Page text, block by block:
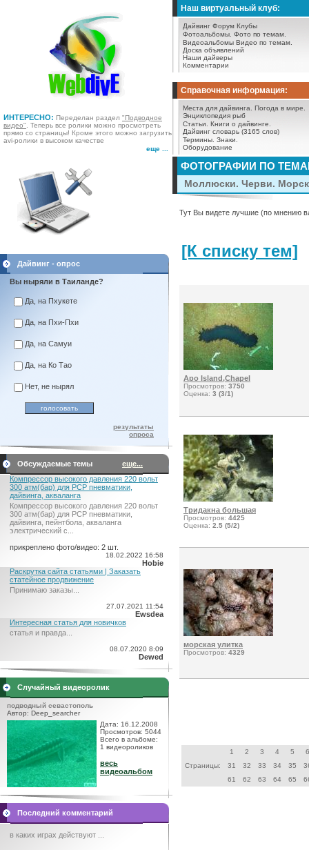
ИНТЕРЕСНО: Переделан раздел "Подводное
видео" . Теперь все ролики можно просмотреть
прямо со страницы! Кроме этого можно загрузить
avi-ролики в высоком качестве
еще ...
Наш виртуальный клуб:
Дайвинг Форум Клубы
Фотоальбомы. Фото по темам.
Видеоальбомы Видео по темам.
Доска объявлений
Наши дайверы
Комментарии
Справочная информация:
Места для дайвинга.
Погода в мире.
Энциклопедия рыб
Статьи.
Книги о дайвинге.
Дайвинг словарь (3165 слов)
Термины. Знаки.
Оборудование
Дайвинг - опрос
Вы ныряли в Таиланде?
Да, на Пхукете
Да, на Пхи-Пхи
Да, на Самуи
Да, на Ко Тао
Нет, не нырял
результаты
опроса
Обсуждаемые темы
еще...
Компрессор высокого давления 220 вольт
300 атм(бар) для PCP пневматики,
дайвинга, акваланга
Компрессор высокого давления 220 вольт
300 атм(бар) для PCP пневматики,
дайвинга, пейнтбола, акваланга
электрический c...
прикреплено фото/видео: 2 шт.
18.02.2022 16:58
Hobie
Раскрутка сайта статьями | Заказать
статейное продвижение
Принимаю заказы...
27.07.2021 11:54
Ewsdea
Интересная статья для новичков
статья и правда...
08.07.2020 8:09
Dewed
Случайный видеоролик
подводный севастополь
Автор: Deep_searcher
Дата: 16.12.2008
Просмотров: 5044
Всего в альбоме:
1 видеороликов
весь
видеоальбом
Последний комментарий
в каких играх действуют ...
ФОТОГРАФИИ ПО
Моллюски. Черви.
Тут Вы видете лучшие (по мнению
[К списку тем]
Apo Island,Chapel
Просмотров: 3750
Оценка: 3 (3/1)
Тридакна большая
Просмотров: 4425
Оценка: 2.5 (5/2)
морская улитка
Просмотров: 4329
Страницы:
1 2 3 4 5
6
31
32 33 34 35
61
62 63 64 65